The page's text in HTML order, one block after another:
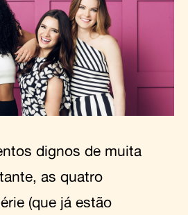
dignos de muita
as quatro
(que já estão